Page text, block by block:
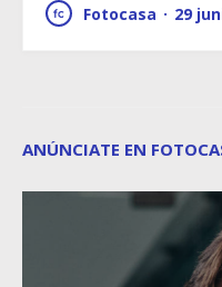
Fotocasa · 29
ANÚNCIATE EN